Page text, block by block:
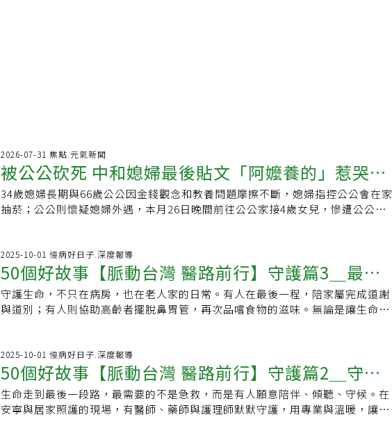
2026-07-31 焦點.元氣新聞
被公公砍死 中和媳婦最後貼文「阿嬤養的」惹哭
500萬人：下輩子要幸福
34歲媳婦長期與66歲公公因金錢觀念和教養問題摩擦不斷，媳婦指控公公會在家
抽菸；公公則懷疑媳婦外遇，本月26日晚間前往公公家接4歲女兒，慘遭公公涉持
「生活都在限動裡」、「1打1全家超商媽咪」、「下班打怪經營電商」、「喜歡
吃變美的東西」，張女生前經常在社群分享與4歲女兒的生活點滴，母女倆一起出
遊、拍攝影片，留下許多溫馨回憶，張女7月21日在Threads分享跟阿嬤溫馨的互
動照片，可以看見阿嬤煮了一大鍋麵，讓她忍不住直呼「阿嬤真的太離譜了，不
怕你吃不飽，是怕你吃太飽！」場面相當溫馨，不料5天後就發生憾事。貼文曝光
覺得很溫馨，結果今天就看到這麼遺憾的新聞RIP」、「無法想像阿嬤知道會有
多心痛，看到IG可愛媽媽女兒的互動我都要難過死，惡人全家都會有報應」、
「看到阿嬤煮的那鍋麵，真的忍不住哭了」、「很心疼妳，願所有欺負妳的人早
日得到報應，辛苦了」、「下輩子要幸福，做自己想做的事吧」。※提醒您：抽
2025-10-01 慢病好日子.深度報導
50個好故事【脈動台灣 醫路前行】守護篇3＿最後
陪伴
守護生命，不只在病房，也在老人家的日常。有人在最後一程，陪家屬完成道謝
與道別；有人則協助高齡者擺脫鼻胃管，再次品嚐食物的滋味。無論是讓生命善
山秀傳醫院社區護理組護理長郭淑華記者許凱婷／新北報導記者楊正敏／報導
「來，握住爸爸的手，跟他說話，今天若不把心裡的話說出來，可能以後就沒有
機會了」。面對在安寧病房裡一直掉淚的家屬，安寧療護個管師、南投竹山秀傳
醫院社區護理組護理長郭淑華輕聲引導，讓患者家屬能好好道別，讓病人能無牽
無掛地走向生命的盡頭。醫療轉向陪伴 「把每一天當最後一天」已有15年安寧經
2025-10-01 慢病好日子.深度報導
50個好故事【脈動台灣 醫路前行】守護篇2＿守護
尊嚴
生命走到最後一段路，最需要的不是急救，而是有人願意陪伴、傾聽、守候。在
安寧與居家照護的現場，有醫師、藥師與護理師默默守護，用專業與溫暖，讓病